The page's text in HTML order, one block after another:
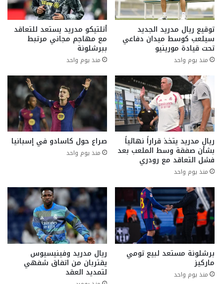
توقيع ريال مدريد الجديد
سيلعب كوسط ميدان دفاعي
تحت قيادة مورينيو
منذ يوم واحد
أتلتيكو مدريد يستعد للتعاقد
مع مهاجم مجاني مرتبط
ببرشلونة
منذ يوم واحد
ريال مدريد يتخذ قراراً نهائياً
بشأن صفقة وسط الملعب بعد
فشل التعاقد مع رودري
منذ يوم واحد
صراع حول كاسادو في إسبانيا
منذ يوم واحد
برشلونة مستعد لبيع تومي
ماركيز
منذ يوم واحد
ريال مدريد وفينيسيوس
يقتربان من اتفاق شفهي
لتمديد العقد